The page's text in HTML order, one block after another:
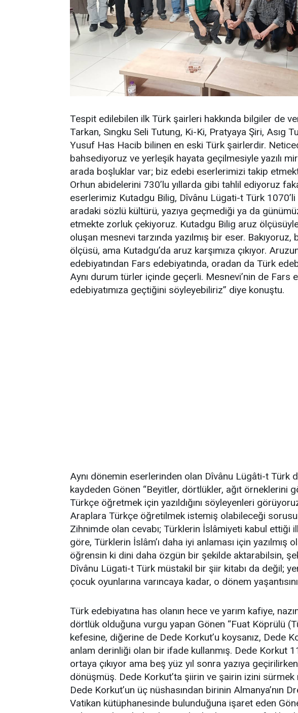
Tespit edilebilen ilk Türk şairleri hakkında bilgiler de
Tarkan, Sıngku Seli Tutung, Ki-Ki, Pratyaya Şiri, Asıg
Yusuf Has Hacib bilinen en eski Türk şairlerdir.
bahsediyoruz ve yerleşik hayata geçilmesiyle yazılı
arada boşluklar var; biz edebi eserlerimizi takip
Orhun abidelerini 730’lu yıllarda gibi tahlil ediyoruz
eserlerimiz Kutadgu Bilig, Dîvânu Lügati-t Türk 1070’li
aradaki sözlü kültürü, yazıya geçmediği ya da
etmekte zorluk çekiyoruz. Kutadgu Bilig aruz
oluşan mesnevi tarzında yazılmış bir eser.
ölçüsü, ama Kutadgu’da aruz karşımıza çıkıyor.
edebiyatından Fars edebiyatında, oradan da Türk
Aynı durum türler içinde geçerli. Mesnevi’nin de Fars
edebiyatımıza geçtiğini söyleyebiliriz” diye konuştu.
Aynı dönemin eserlerinden olan Dîvânu Lügâti-t Türk
kaydeden Gönen “Beyitler, dörtlükler, ağıt örneklerini
Türkçe öğretmek için yazıldığını söyleyenleri
Araplara Türkçe öğretilmek istemiş olabileceği
Zihnimde olan cevabı; Türklerin İslâmiyeti kabul ettiği
göre, Türklerin İslâm’ı daha iyi anlaması için
öğrensin ki dini daha özgün bir şekilde aktarabilsin,
Dîvânu Lügati-t Türk müstakil bir şiir kitabı da değil;
çocuk oyunlarına varıncaya kadar, o dönem
Türk edebiyatına has olanın hece ve yarım kafiye,
dörtlük olduğuna vurgu yapan Gönen “Fuat Köprülü
kefesine, diğerine de Dede Korkut’u koysanız, Dede
anlam derinliği olan bir ifade kullanmış. Dede Korkut
ortaya çıkıyor ama beş yüz yıl sonra yazıya
dönüşmüş. Dede Korkut’ta şiirin ve şairin izini
Dede Korkut’un üç nüshasından birinin Almanya’nın
Vatikan kütüphanesinde bulunduğuna işaret eden